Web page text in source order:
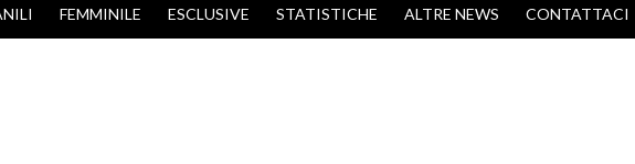
FEMMINILE ESCLUSIVE STATISTICHE ALTRE NEWS CONTATTACI